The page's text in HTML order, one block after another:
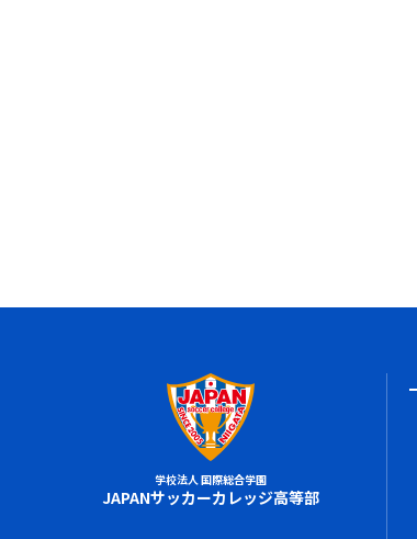
学校法人 国際総合学園
JAPANサッカーカレッジ高等部